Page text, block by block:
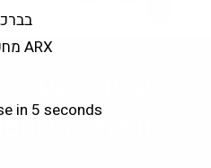
IPS
ARX מחשבים
in 5 seconds